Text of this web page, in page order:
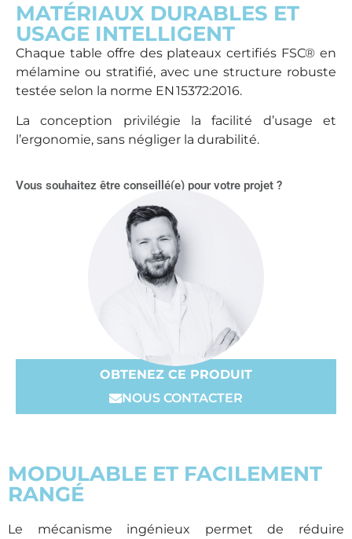
MATÉRIAUX DURABLES ET
USAGE INTELLIGENT
Chaque table offre des plateaux certifiés FSC® en
mélamine ou stratifié, avec une structure robuste
testée selon la norme EN 15372:2016.
La conception privilégie la facilité d’usage et
l’ergonomie, sans négliger la durabilité.
Vous souhaitez être conseillé(e) pour votre projet ?
OBTENEZ CE PRODUIT
NOUS CONTACTER
MODULABLE ET FACILEMENT
RANGÉ
Le mécanisme ingénieux permet de réduire